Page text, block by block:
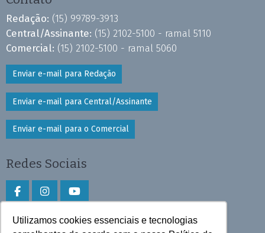
Utilizamos cookies essenciais e tecnologias
Redação: (15) 99789-3913
Central/Assinante: (15) 2102-5100 - ramal 5110
Comercial: (15) 2102-5100 - ramal 5060
Enviar e-mail para Redação
Enviar e-mail para Central/Assinante
Enviar e-mail para o Comercial
Redes Sociais
Faça download do aplicativo